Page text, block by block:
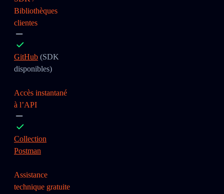
Bibliothèques
clientes
GitHub (SDK
disponibles)
Accès instantané
à l’API
Collection
Postman
Assistance
technique gratuite